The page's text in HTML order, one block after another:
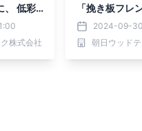
、 低彩
新ライ
株式会社
「挽き板フレ
ーンフローリ
2024-09-
朝日ウッド